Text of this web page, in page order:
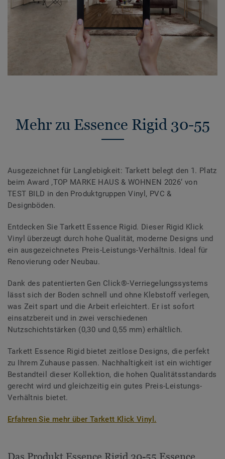
Mehr zu Essence Rigid 30-55
Ausgezeichnet für Langlebigkeit: Tarkett belegt den 1. Platz
beim Award ‚TOP MARKE HAUS & WOHNEN 2026‘ von
TEST BILD in den Produktgruppen Vinyl, PVC &
Designböden.
Entdecken Sie Tarkett Essence Rigid. Dieser Rigid Klick
Vinyl überzeugt durch hohe Qualität, moderne Designs und
ein ausgezeichnetes Preis-Leistungs-Verhältnis. Ideal für
Renovierung oder Neubau.
Dank des patentierten Gen Click®-Verriegelungssystems
lässt sich der Boden schnell und ohne Klebstoff verlegen,
was Zeit spart und die Arbeit erleichtert. Er ist sofort
einsatzbereit und in zwei verschiedenen
Nutzschichtstärken (0,30 und 0,55 mm) erhältlich.
Tarkett Essence Rigid bietet zeitlose Designs, die perfekt
zu Ihrem Zuhause passen. Nachhaltigkeit ist ein wichtiger
Bestandteil dieser Kollektion, die hohen Qualitätsstandards
gerecht wird und gleichzeitig ein gutes Preis-Leistungs-
Verhältnis bietet.
Erfahren Sie mehr über Tarkett Klick Vinyl.
Das Produkt Essence Rigid 30-55 Essence